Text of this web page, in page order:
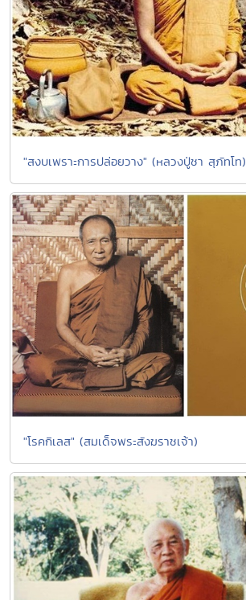
"สงบเพราะการปล่อยวาง" (หลวงปู่ชา สุภัทโท)
"โรคกิเลส" (สมเด็จพระสังฆราชเจ้า)